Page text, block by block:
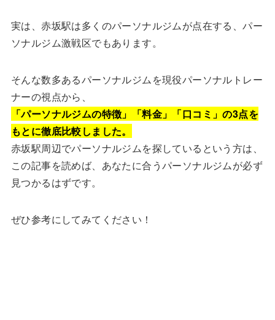
実は、赤坂駅は多くのパーソナルジムが点在する、パー
ソナルジム激戦区でもあります。
そんな数多あるパーソナルジムを現役パーソナルトレー
ナーの視点から、
「パーソナルジムの特徴」「料金」「口コミ」の3点を
もとに徹底比較しました。
赤坂駅周辺でパーソナルジムを探しているという方は、
この記事を読めば、あなたに合うパーソナルジムが必ず
見つかるはずです。
ぜひ参考にしてみてください！